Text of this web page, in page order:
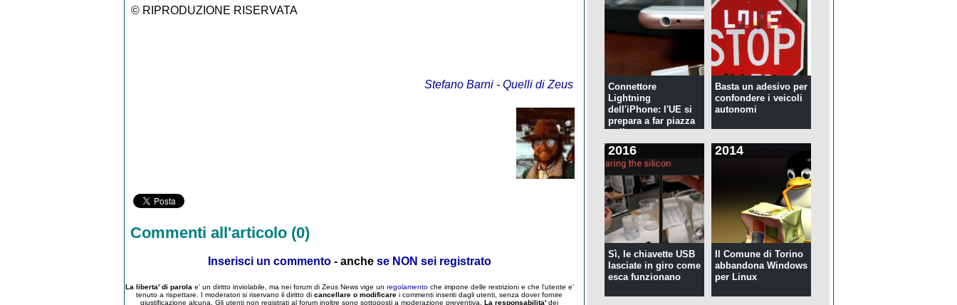
© RIPRODUZIONE RISERVATA
Stefano Barni- Quelli di Zeus
Commenti all'articolo (0)
Inserisci un commento- anche se NON sei registrato
La liberta' di parola e' un diritto inviolabile, ma nei forum di Zeus News vige un regolamentoche impone delle restrizioni e che l'utente e'
tenuto a rispettare. I moderatori si riservano il diritto di cancellare o modificare i commenti inseriti dagli utenti, senza dover fornire
giustificazione alcuna. Gli utenti non registrati al forum inoltre sono sottoposti a moderazione preventiva. La responsabilita' dei
Connettore
Lightning
dell'iPhone: l'UE si
prepara a far piazza
pulita
Basta un adesivo per
confondere i veicoli
autonomi
2016
Sì, le chiavette USB
lasciate in giro come
esca funzionano
2014
Il Comune di Torino
abbandona Windows
per Linux